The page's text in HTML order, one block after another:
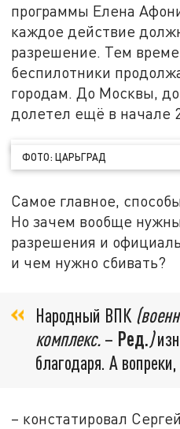
программы Елена
каждое действие
разрешение. Тем
беспилотники
городам. До Москвы,
долетел ещё в начале
ФОТО: ЦАРЬГРАД
Самое главное,
Но зачем вообще
разрешения и
и чем нужно сбивать?
Народный ВПК
комплекс. – Ред.)
благодаря. А вопреки,
– констатировал